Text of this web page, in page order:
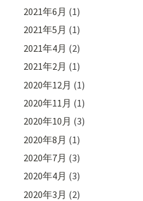
2021年6月 (1)
2021年5月 (1)
2021年4月 (2)
2021年2月 (1)
2020年12月 (1)
2020年11月 (1)
2020年10月 (3)
2020年8月 (1)
2020年7月 (3)
2020年4月 (3)
2020年3月 (2)